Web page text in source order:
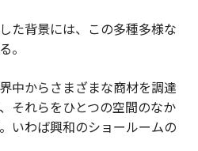
た背景には、この多種多様な
。
中からさまざまな商材を調達
それらをひとつの空間のなか
いわば興和のショールームの